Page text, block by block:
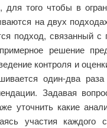
того чтобы в
на двух
подход, связанный
решение
контроля и
один-два
Задавая
уточнить какие
участия